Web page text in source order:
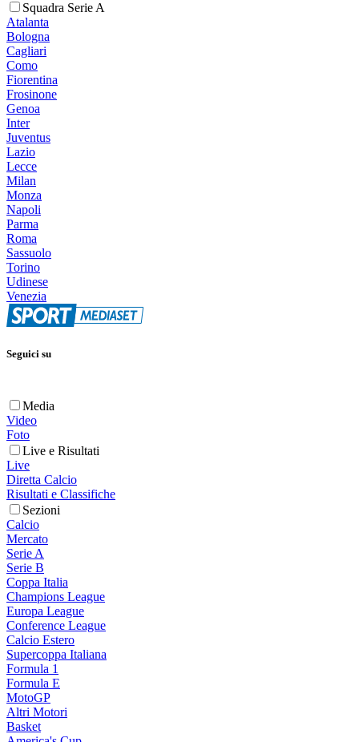
Squadra Serie A
Atalanta
Bologna
Cagliari
Como
Fiorentina
Frosinone
Genoa
Inter
Juventus
Lazio
Lecce
Milan
Monza
Napoli
Parma
Roma
Sassuolo
Torino
Udinese
Venezia
Seguici su
Media
Video
Foto
Live e Risultati
Live
Diretta Calcio
Risultati e Classifiche
Sezioni
Calcio
Mercato
Serie A
Serie B
Coppa Italia
Champions League
Europa League
Conference League
Calcio Estero
Supercoppa Italiana
Formula 1
Formula E
MotoGP
Altri Motori
Basket